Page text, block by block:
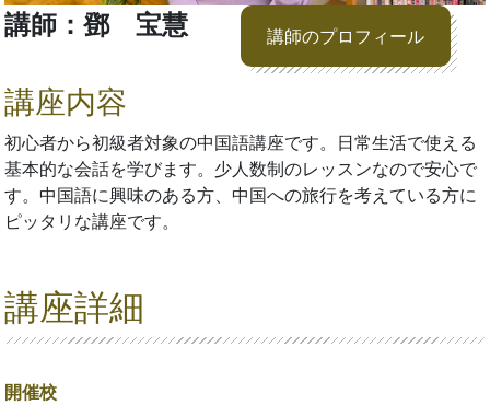
講師：鄧 宝慧 講師のプロフィール
講座内容
初心者から初級者対象の中国語講座です。日常生活で使える
基本的な会話を学びます。少人数制のレッスンなので安心で
す。中国語に興味のある方、中国への旅行を考えている方に
ピッタリな講座です。
講座詳細
開催校